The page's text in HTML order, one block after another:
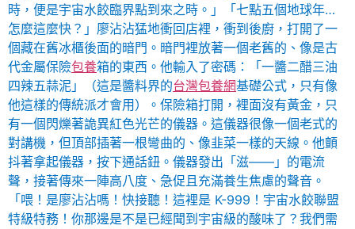
時，便是宇宙水餃臨界點到來之時。」「七點五個地球年…
怎麼這麼快？」廖沾沾猛地衝回店裡，衝到後廚，打開了一
個藏在舊冰櫃後面的暗門。暗門裡放著一個老舊的、像是古
代金屬保險包養箱的東西。他輸入了密碼：「一醬二醋三油
四辣五蒜泥」（這是醬料界的台灣包養網基礎公式，只有像
他這樣的傳統派才會用）。保險箱打開，裡面沒有黃金，只
有一個閃爍著詭異紅色光芒的儀器。這儀器很像一個老式的
對講機，但頂部插著一根彎曲的、像韭菜一樣的天線。他顫
抖著拿起儀器，按下通話鈕。儀器發出「滋——」的電流
聲，接著傳來一陣高八度、急促且充滿養生焦慮的聲音。
「喂！是廖沾沾嗎！快接聽！這裡是 K-999！宇宙水餃聯盟
特級特務！你那邊是不是已經聞到宇宙級的酸味了？我們需